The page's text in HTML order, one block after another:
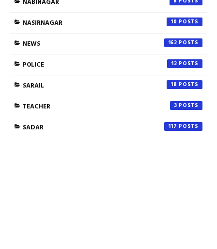
NASIRNAGAR 10
NEWS 162
POLICE 12
SARAIL 18
TEACHER 3
SADAR 117